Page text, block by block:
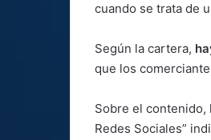
cuando se trata de
Según la cartera,
que los
Sobre el contenido,
Redes Sociales”